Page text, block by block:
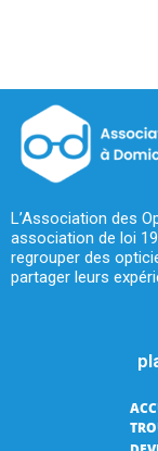
L’Association des
association de loi
regrouper des
partager leurs